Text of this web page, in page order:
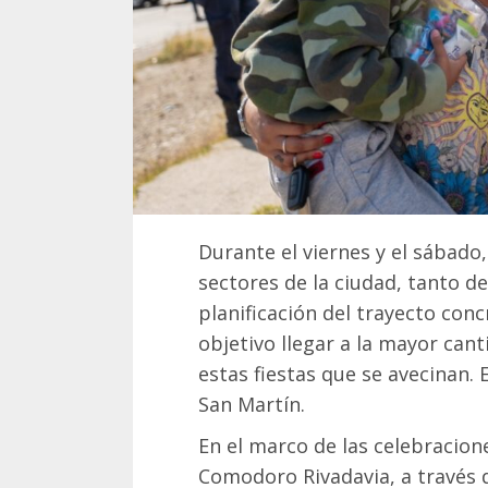
Durante el viernes y el
sectores de la ciudad, tanto
planificación del trayecto
objetivo llegar a la mayor
estas fiestas que se
San Martín.
En el marco de las
Comodoro Rivadavia, a